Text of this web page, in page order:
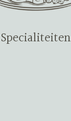
Specialiteiten